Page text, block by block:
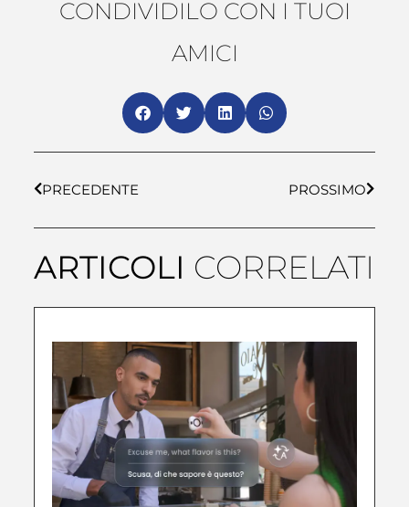
CONDIVIDILO CON I TUOI
AMICI
PRECEDENTE PROSSIMO
ARTICOLI CORRELATI